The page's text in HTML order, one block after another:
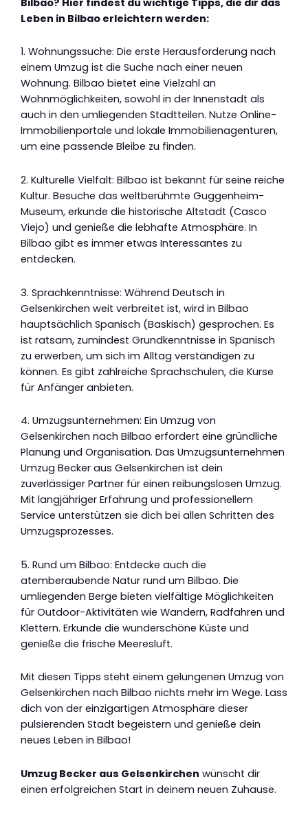
Leben in Bilbao erleichtern werden:
1. Wohnungssuche: Die erste Herausforderung nach
einem Umzug ist die Suche nach einer neuen
Wohnung. Bilbao bietet eine Vielzahl an
Wohnmöglichkeiten, sowohl in der Innenstadt als
auch in den umliegenden Stadtteilen. Nutze Online-
Immobilienportale und lokale Immobilienagenturen,
um eine passende Bleibe zu finden.
2. Kulturelle Vielfalt: Bilbao ist bekannt für seine reiche
Kultur. Besuche das weltberühmte Guggenheim-
Museum, erkunde die historische Altstadt (Casco
Viejo) und genieße die lebhafte Atmosphäre. In
Bilbao gibt es immer etwas Interessantes zu
entdecken.
3. Sprachkenntnisse: Während Deutsch in
Gelsenkirchen weit verbreitet ist, wird in Bilbao
hauptsächlich Spanisch (Baskisch) gesprochen. Es
ist ratsam, zumindest Grundkenntnisse in Spanisch
zu erwerben, um sich im Alltag verständigen zu
können. Es gibt zahlreiche Sprachschulen, die Kurse
für Anfänger anbieten.
4. Umzugsunternehmen: Ein Umzug von
Gelsenkirchen nach Bilbao erfordert eine gründliche
Planung und Organisation. Das Umzugsunternehmen
Umzug Becker aus Gelsenkirchen ist dein
zuverlässiger Partner für einen reibungslosen Umzug.
Mit langjähriger Erfahrung und professionellem
Service unterstützen sie dich bei allen Schritten des
Umzugsprozesses.
5. Rund um Bilbao: Entdecke auch die
atemberaubende Natur rund um Bilbao. Die
umliegenden Berge bieten vielfältige Möglichkeiten
für Outdoor-Aktivitäten wie Wandern, Radfahren und
Klettern. Erkunde die wunderschöne Küste und
genieße die frische Meeresluft.
Mit diesen Tipps steht einem gelungenen Umzug von
Gelsenkirchen nach Bilbao nichts mehr im Wege. Lass
dich von der einzigartigen Atmosphäre dieser
pulsierenden Stadt begeistern und genieße dein
neues Leben in Bilbao!
Umzug Becker aus Gelsenkirchen wünscht dir
einen erfolgreichen Start in deinem neuen Zuhause.